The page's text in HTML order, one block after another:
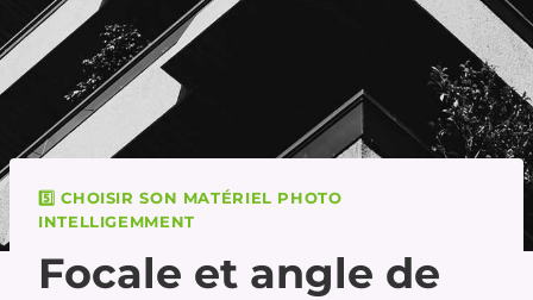
5️⃣ CHOISIR SON MATÉRIEL PHOTO
INTELLIGEMMENT
Focale et angle de